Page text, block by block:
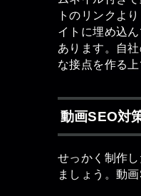
トのリンクよ
イトに埋め込
あります。自
な接点を作る上
動画SEO対
せっかく制作
ましょう。動